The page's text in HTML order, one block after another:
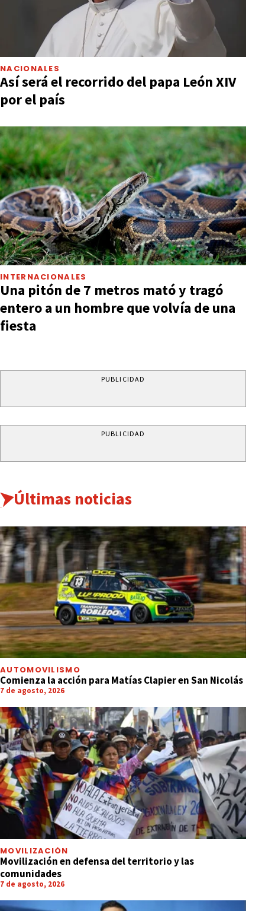
NACIONALES
Así será el recorrido del papa León XIV
por el país
INTERNACIONALES
Una pitón de 7 metros mató y tragó
entero a un hombre que volvía de una
fiesta
PUBLICIDAD
PUBLICIDAD
Últimas noticias
AUTOMOVILISMO
Comienza la acción para Matías Clapier en San Nicolás
7 de agosto, 2026
MOVILIZACIÓN
Movilización en defensa del territorio y las
comunidades
7 de agosto, 2026